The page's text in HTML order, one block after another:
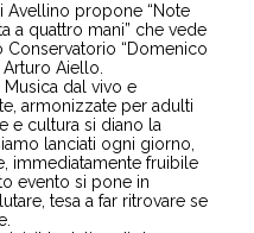
Avellino propone “Note
a quattro mani” che vede
“Domenico
Aiello.
Musica dal vivo e
armonizzate per adulti
e cultura si diano la
lanciati ogni giorno,
immediatamente fruibile
evento si pone in
tesa a far ritrovare se